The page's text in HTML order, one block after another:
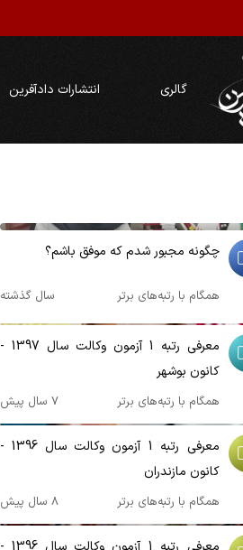
گالری انتشارات دادآفرین
چگونه مجبور شدم که موفق باشم؟
همگام با رتبه‌های برتر سال گذشته 00:02:58
معرفی رتبه 1 آزمون وکالت سال 1397 -
کانون بوشهر
همگام با رتبه‌های برتر 7 سال پیش 00:05:59
معرفی رتبه 1 آزمون وکالت سال 1396 -
کانون مازندران
همگام با رتبه‌های برتر 8 سال پیش 00:03:04